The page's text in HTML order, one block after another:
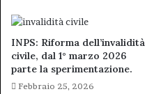
INPS: Riforma dell’invalidità
civile, dal 1° marzo 2026
parte la sperimentazione.
Febbraio 25, 2026